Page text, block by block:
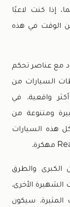
إذا كنت لاعبًا
الوقت في هذه
مع عناصر تحكم
السيارات من
واقعية. في
ومتنوعة من
هذه السيارات
والطرق
الأخرى.
المثيرة. سيكون